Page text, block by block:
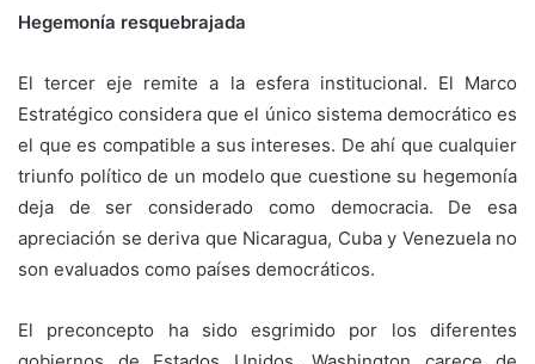
Hegemonía resquebrajada
El tercer eje remite a la esfera institucional. El Marco
Estratégico considera que el único sistema democrático es
el que es compatible a sus intereses. De ahí que cualquier
triunfo político de un modelo que cuestione su hegemonía
deja de ser considerado como democracia. De esa
apreciación se deriva que Nicaragua, Cuba y Venezuela no
son evaluados como países democráticos.
El preconcepto ha sido esgrimido por los diferentes